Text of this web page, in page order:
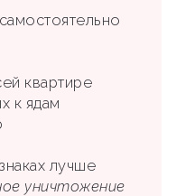
квартире
к ядам
лучше
уничтожение